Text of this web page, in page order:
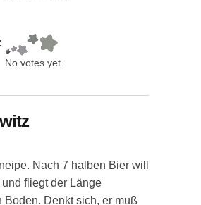
No votes yet
Nach 7 halben Bier will
fliegt der Länge
Boden. Denkt sich, er muß